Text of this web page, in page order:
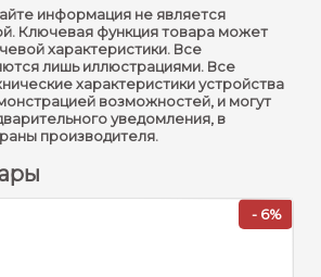
информация не является
Ключевая функция товара может
характеристики. Все
лишь иллюстрациями. Все
характеристики устройства
возможностей, и могут
уведомления, в
производителя.
- 6%